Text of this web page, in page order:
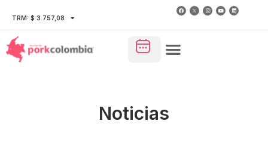
TRM: $ 3.757,08
Noticias